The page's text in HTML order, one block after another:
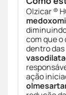
Olzicar ®
com que
dentro
ação